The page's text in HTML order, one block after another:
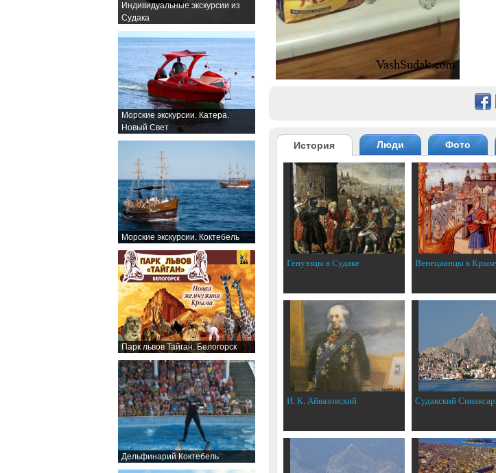
Индивидуальные экскурсии из
Судака
Морские экскурсии. Катера.
Новый Свет
Морские экскурсии. Коктебель
Парк львов Тайган. Белогорск
Дельфинарий Коктебель
История Люди Фото
Генуэзцы в Судаке Венецианцы в
И. К. Айвазовский Судакский